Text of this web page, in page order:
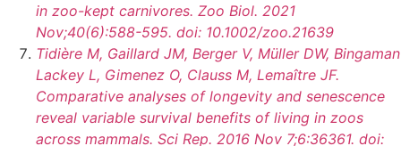
in zoo-kept carnivores. Zoo Biol. 2021
Nov;40(6):588-595. doi: 10.1002/zoo.21639
Tidière M, Gaillard JM, Berger V, Müller DW, Bingaman
Lackey L, Gimenez O, Clauss M, Lemaître JF.
Comparative analyses of longevity and senescence
reveal variable survival benefits of living in zoos
across mammals. Sci Rep. 2016 Nov 7;6:36361. doi: